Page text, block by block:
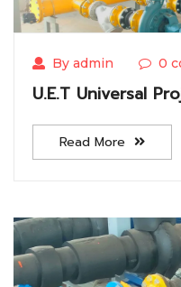
By admin 0
U.E.T Universal
Read More